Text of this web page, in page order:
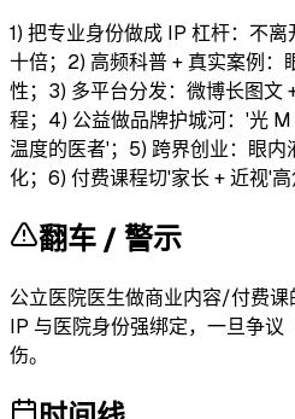
1) 把专业身份做成 IP 杠杆：不
十倍；2) 高频科普 + 真实案例：
性；3) 多平台分发：微博长图文
程；4) 公益做品牌护城河：'光
温度的医者'；5) 跨界创业：眼
化；6) 付费课程切'家长 + 近视'高
翻车 / 警示
公立医院医生做商业内容/付费
IP 与医院身份强绑定，一旦争议
伤。